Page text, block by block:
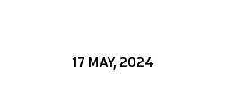
17 MAY, 2024